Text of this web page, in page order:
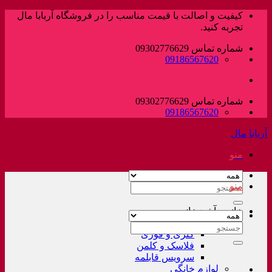
پرش
کیفیت و اصالت با قیمت مناسب را در فروشگاه آربابا مال
تجربه کنید.
شماره تماس 09302776629
09186567620
شماره تماس 09302776629
09186567620
آربابا مال
منو
جستجو
خانه و آشپزخانه
لوازم خانگی غیر برقی
کتری و قوری
فلاسک و کلمن
سرویس قابلمه
لوازم خانگی
منو
جستجو